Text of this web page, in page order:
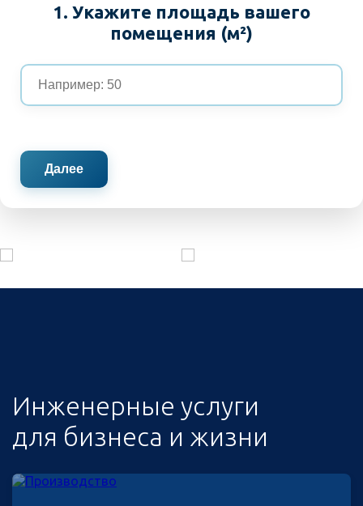
1. Укажите площадь вашего
помещения (м²)
Далее
Инженерные услуги
для бизнеса и жизни